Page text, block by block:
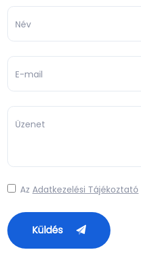
Név
E-mail
Üzenet
Az Adatkezelési Tájékoztató
Küldés